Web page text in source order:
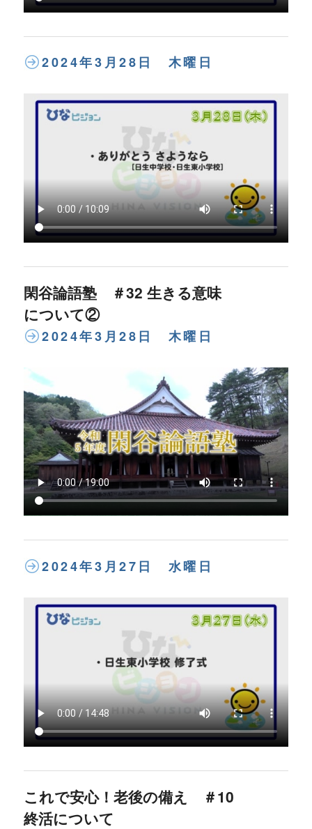
2024年3月28日 木曜日
閑谷論語塾 ＃32 生きる意味
について②
2024年3月28日 木曜日
2024年3月27日 水曜日
これで安心！老後の備え ＃10
終活について